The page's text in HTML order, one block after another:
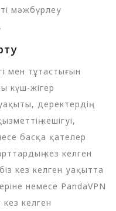
мәжбүрлеу
мен тұтастығын
күш-жігер
деректердің
кешігуі,
басқа қателер
кез келген
кез келген уақытта
немесе PandaVPN
кез келген